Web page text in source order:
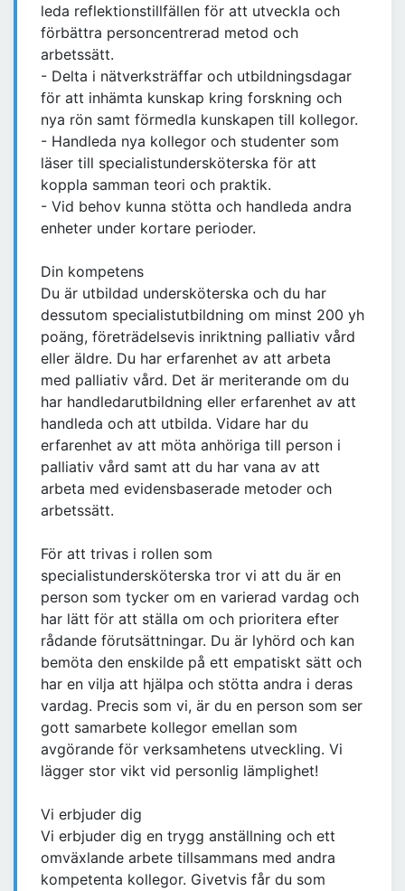
leda reflektionstillfällen för att utveckla och
förbättra personcentrerad metod och
arbetssätt.
- Delta i nätverksträffar och utbildningsdagar
för att inhämta kunskap kring forskning och
nya rön samt förmedla kunskapen till kollegor.
- Handleda nya kollegor och studenter som
läser till specialistundersköterska för att
koppla samman teori och praktik.
- Vid behov kunna stötta och handleda andra
enheter under kortare perioder.
Din kompetens
Du är utbildad undersköterska och du har
dessutom specialistutbildning om minst 200 yh
poäng, företrädelsevis inriktning palliativ vård
eller äldre. Du har erfarenhet av att arbeta
med palliativ vård. Det är meriterande om du
har handledarutbildning eller erfarenhet av att
handleda och att utbilda. Vidare har du
erfarenhet av att möta anhöriga till person i
palliativ vård samt att du har vana av att
arbeta med evidensbaserade metoder och
arbetssätt.
För att trivas i rollen som
specialistundersköterska tror vi att du är en
person som tycker om en varierad vardag och
har lätt för att ställa om och prioritera efter
rådande förutsättningar. Du är lyhörd och kan
bemöta den enskilde på ett empatiskt sätt och
har en vilja att hjälpa och stötta andra i deras
vardag. Precis som vi, är du en person som ser
gott samarbete kollegor emellan som
avgörande för verksamhetens utveckling. Vi
lägger stor vikt vid personlig lämplighet!
Vi erbjuder dig
Vi erbjuder dig en trygg anställning och ett
omväxlande arbete tillsammans med andra
kompetenta kollegor. Givetvis får du som